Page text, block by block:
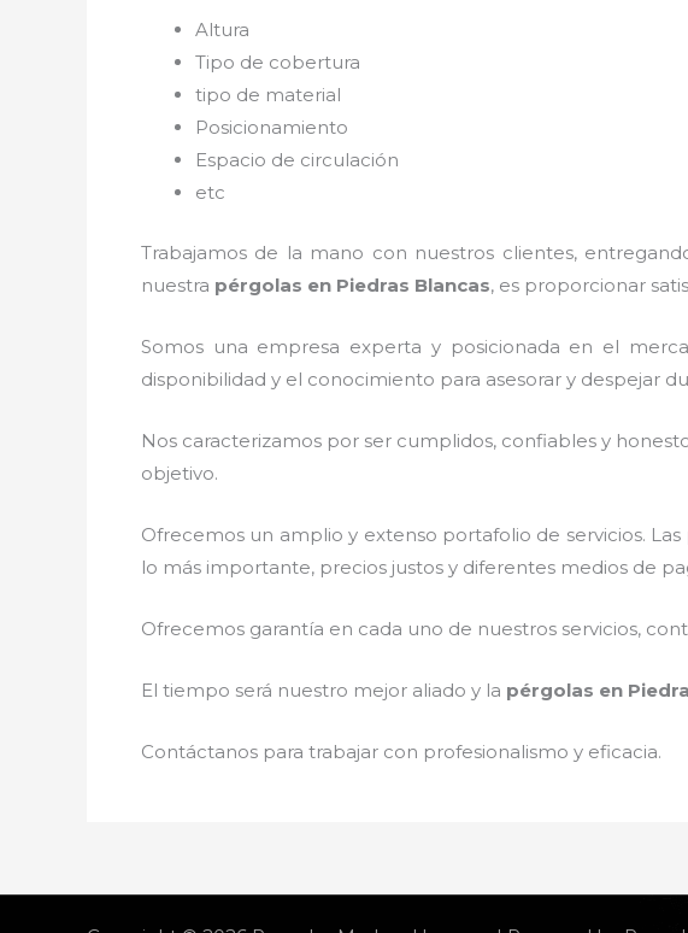
Altura
Tipo de cobertura
tipo de material
Posicionamiento
Espacio de circulación
etc
Trabajamos de la mano con nuestros clientes,
nuestra pérgolas en Piedras Blancas, es proporcionar
Somos una empresa experta y posicionada en el
disponibilidad y el conocimiento para asesorar y despejar
Nos caracterizamos por ser cumplidos, confiables y
objetivo.
Ofrecemos un amplio y extenso portafolio de servicios. Las
lo más importante, precios justos y diferentes medios de
Ofrecemos garantía en cada uno de nuestros servicios,
El tiempo será nuestro mejor aliado y la pérgolas en
Contáctanos para trabajar con profesionalismo y eficacia.